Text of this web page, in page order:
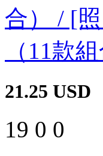
合） / [
（11款組
21.25 USD
19 0 0